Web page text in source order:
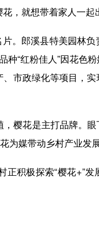
，就想带着家人一起
郎溪县特美园林负
种“红粉佳人”因花色
市政绿化等项目，
樱花是主打品牌。
为媒带动乡村产业发
积极探索“樱花+”发